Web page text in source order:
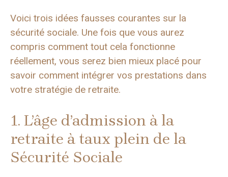
Voici trois idées fausses courantes sur la
sécurité sociale. Une fois que vous aurez
compris comment tout cela fonctionne
réellement, vous serez bien mieux placé pour
savoir comment intégrer vos prestations dans
votre stratégie de retraite.
1. L’âge d’admission à la
retraite à taux plein de la
Sécurité Sociale